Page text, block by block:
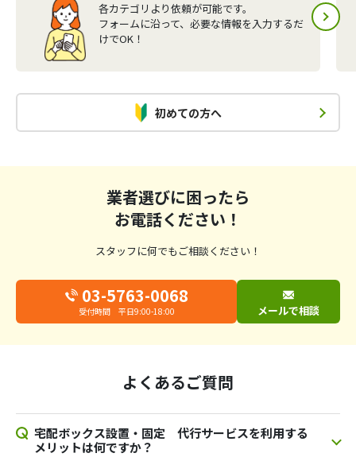
各カテゴリより依頼が可能です。
フォームに沿って、必要な情報を入力するだ
けでOK！
初めての方へ
業者選びに困ったら
お電話ください！
スタッフに何でもご相談ください！
03-5763-0068
受付時間 平日9:00-18:00 メールで相談
よくあるご質問
宅配ボックス設置・固定 代行サービスを利用する
メリットは何ですか？